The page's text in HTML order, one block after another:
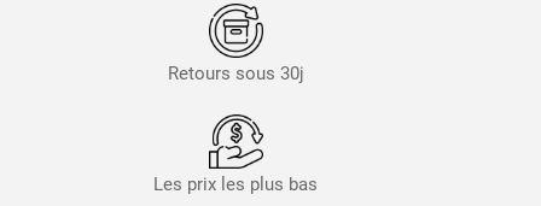
Retours sous 30j
Les prix les plus bas